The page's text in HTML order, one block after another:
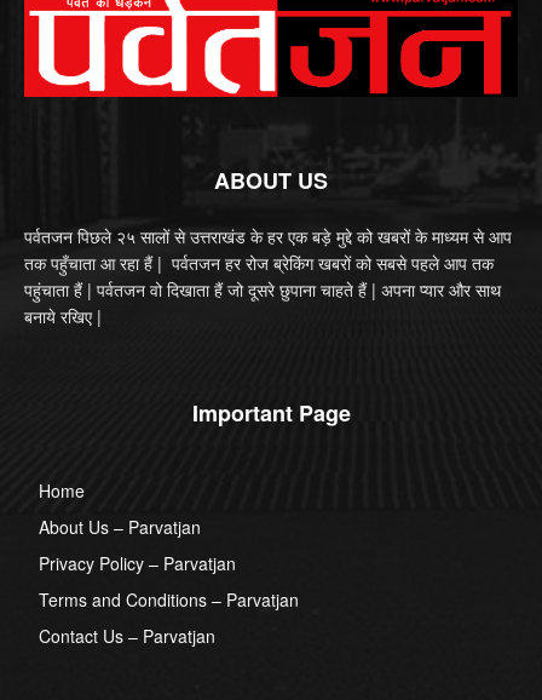
ABOUT US
पर्वतजन पिछले २५ सालों से उत्तराखंड के हर एक बड़े मुद्दे को खबरों के माध्यम से आप
तक पहुँचाता आ रहा हैं | पर्वतजन हर रोज ब्रेकिंग खबरों को सबसे पहले आप तक
पहुंचाता हैं | पर्वतजन वो दिखाता हैं जो दूसरे छुपाना चाहते हैं | अपना प्यार और साथ
बनाये रखिए |
Important Page
Home
About Us – Parvatjan
Privacy Policy – Parvatjan
Terms and Conditions – Parvatjan
Contact Us – Parvatjan